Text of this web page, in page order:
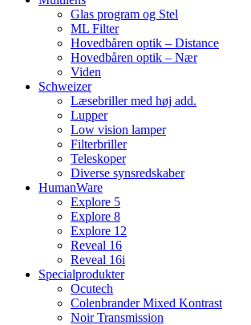
Glas program og Stel
ML Filter
Hovedbåren optik – Distance
Hovedbåren optik – Nær
Viden
Schweizer
Læsebriller med høj add.
Lupper
Low vision lamper
Filterbriller
Teleskoper
Diverse synsredskaber
HumanWare
Explore 5
Explore 8
Explore 12
Reveal 16
Reveal 16i
Specialprodukter
Ocutech
Colenbrander Mixed Kontrast
Noir Transmission